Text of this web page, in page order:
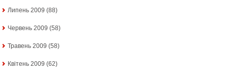
Липень 2009 (88)
Червень 2009 (58)
Травень 2009 (58)
Квітень 2009 (62)